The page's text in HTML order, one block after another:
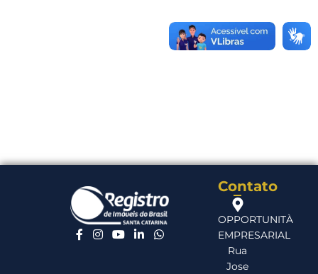
Contato
OPPORTUNITÀ
EMPRESARIAL
Rua
Jose